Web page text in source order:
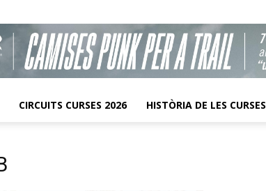
CIRCUITS CURSES 2026 HISTÒRIA DE LES CURSES